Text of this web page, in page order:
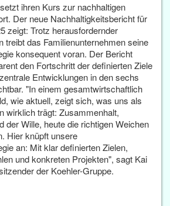
ihren Kurs zur nachhaltigen
Der neue Nachhaltigkeitsbericht für
zeigt: Trotz herausfordernder
treibt das Familienunternehmen seine
konsequent voran. Der Bericht
den Fortschritt der definierten Ziele
Entwicklungen in den sechs
"In einem gesamtwirtschaftlich
wie aktuell, zeigt sich, was uns als
wirklich trägt: Zusammenhalt,
der Wille, heute die richtigen Weichen
Hier knüpft unsere
an: Mit klar definierten Zielen,
und konkreten Projekten", sagt Kai
der Koehler-Gruppe.